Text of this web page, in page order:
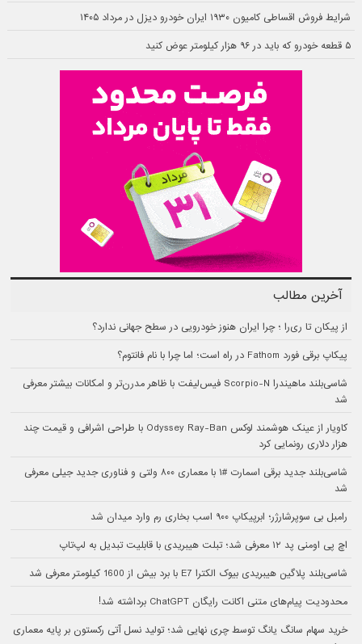
شرایط فروش اقساطی کامیون ۱۹۳۰ ایران خودرو دیزل در مرداد ۱۴۰۵
۵ قطعه خودرو که باید در ۹۶ هزار کیلومتر عوض کنید
آخرین مطالب
از پیکان تا ری‌را ؛ چرا ایران هنوز خودرویی در سطح جهانی ندارد؟
پیکاپ برقی فورد Fathom در راه است؛ اما چرا با نام فانتوم؟
شاسی‌بلند ماهیندرا Scorpio-N فیس‌لیفت با ظاهر مدرن‌تر و امکانات بیشتر معرفی
شد
کاویار از عینک هوشمند لوکس Odyssey Ray-Ban با طراحی اشرافی و قیمت چند
هزار دلاری رونمایی کرد
شاسی‌بلند جدید برقی اسمارت #۱ با معماری ۸۰۰ ولتی و فناوری جدید جیلی معرفی
شد
رامبل بی سوپرشارژر؛ ابرپیکاپ ۹۰۰ اسب بخاری رم وارد میدان شد
اچ پی اومنی پد ۱۲ معرفی شد؛ تبلت هیبریدی با قابلیت تبدیل به لپ‌تاپ
شاسی‌بلند پلاگین هیبریدی بیوک الکترا E7 با برد بیش از 1600 کیلومتر معرفی شد
محدودیت پیام‌های متنی اکانت رایگان ChatGPT برداشته شد!
خرید سهام سانگ‌ یانگ توسط چری نهایی شد؛ تولید نسل آتی رکستون بر پایه معماری